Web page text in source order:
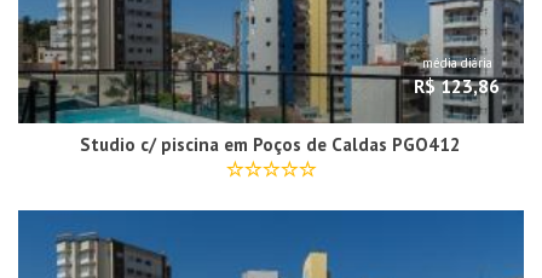
média diária
R$ 123,86
Studio c/ piscina em Poços de Caldas PGO412